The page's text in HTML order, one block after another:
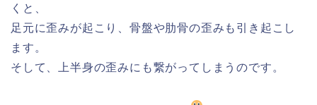
くと、
足元に歪みが起こり、骨盤や肋骨の歪みも引き起こし
ます。
そして、上半身の歪みにも繋がってしまうのです。